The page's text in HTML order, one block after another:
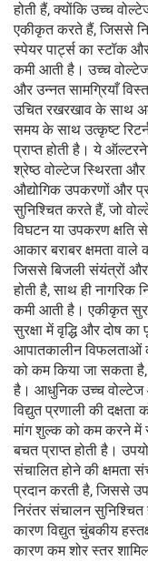
होती हैं, क्योंकि उच्च
एकीकृत करते हैं, जिससे
स्पेयर पार्ट्स का स्टॉक
कमी आती है। उच्च
और उन्नत सामग्रियाँ
उचित रखरखाव के साथ
समय के साथ उत्कृष्ट
प्राप्त होती है। ये
श्रेष्ठ वोल्टेज स्थिरता
औद्योगिक उपकरणों और
सुनिश्चित करते हैं, जो
विघटन या उपकरण
आकार बराबर क्षमता
जिससे बिजली संयंत्रों
होती है, साथ ही
कमी आती है। एकीकृत
सुरक्षा में वृद्धि और दोष
आपातकालीन विफलताओं
को कम किया जा सकता है,
है। आधुनिक उच्च वोल्टेज
विद्युत प्रणाली की
मांग शुल्क को कम करने में
बचत प्राप्त होती है।
संचालित होने की क्षमता
प्रदान करती है, जिससे
निरंतर संचालन सुनिश्चित
कारण विद्युत चुंबकीय
कारण कम शोर स्तर